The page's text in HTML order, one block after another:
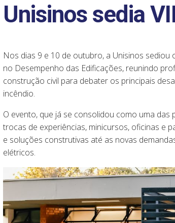
Unisinos sedia
Nos dias 9 e 10 de outubro, a Unisinos
no Desempenho das Edificações, reunindo
construção civil para debater os principais
incêndio.
O evento, que já se consolidou como uma
trocas de experiências, minicursos, oficinas e
e soluções construtivas até as novas
elétricos.